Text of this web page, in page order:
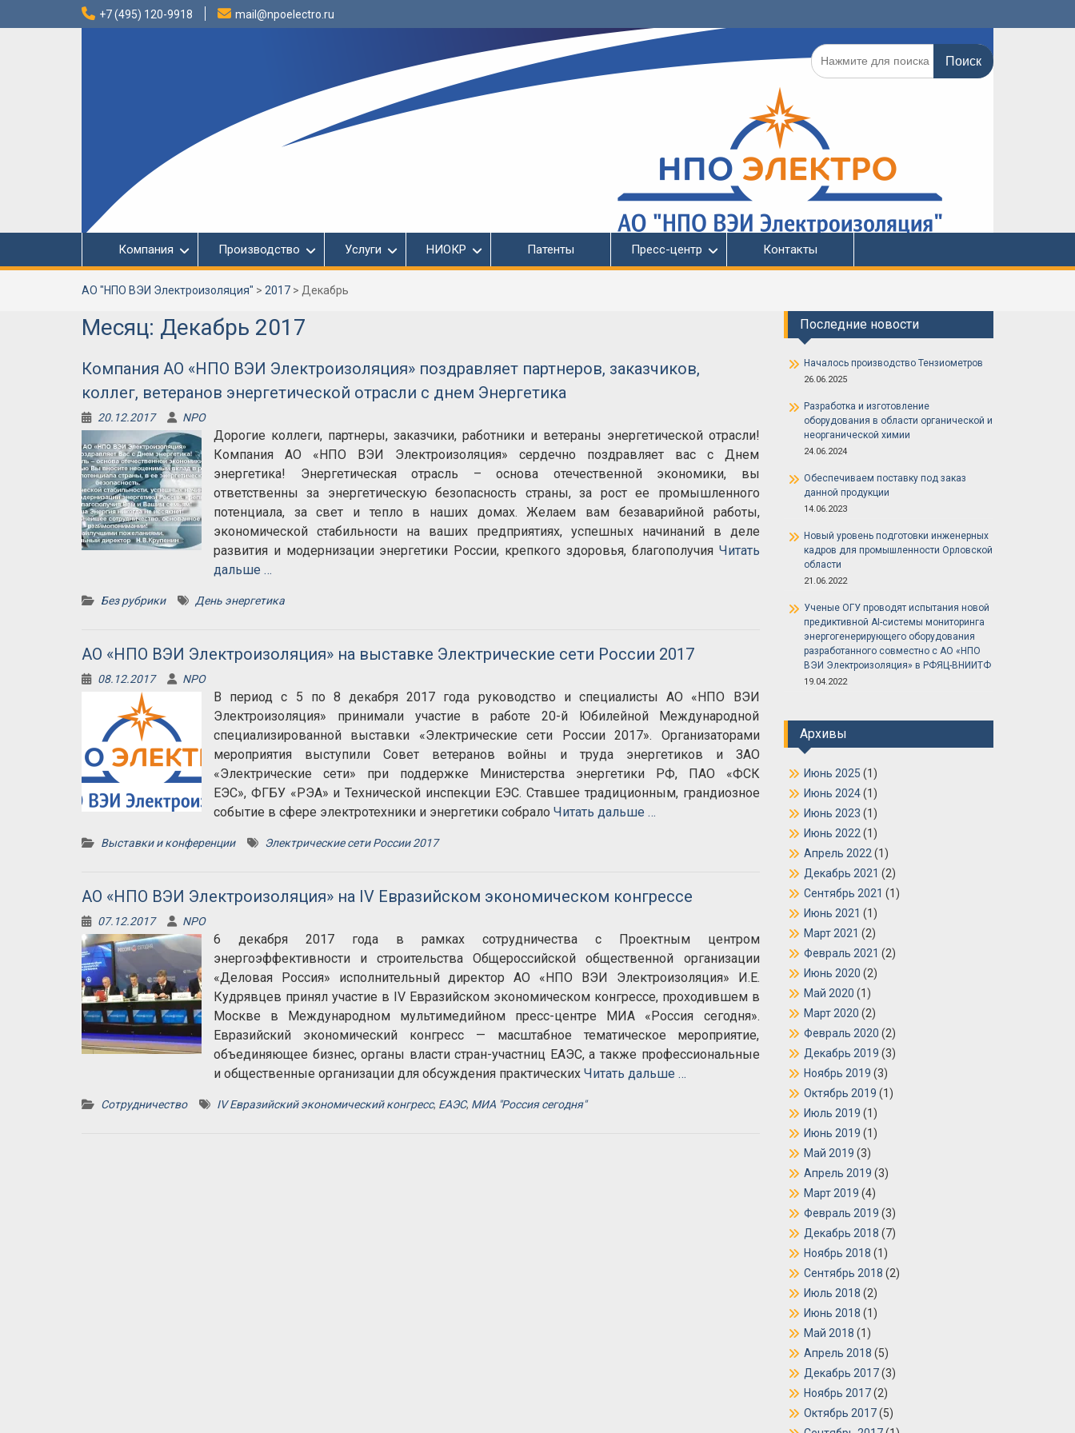
+7 (495) 120-9918 mail@npoelectro.ru
Поиск
по:
Компания Производство Услуги НИОКР Патенты Пресс-центр Контакты
АО "НПО ВЭИ Электроизоляция" > 2017 > Декабрь
Месяц: Декабрь 2017
Компания АО «НПО ВЭИ Электроизоляция» поздравляет партнеров, заказчиков,
коллег, ветеранов энергетической отрасли с днем Энергетика
20.12.2017 NPO
Дорогие коллеги, партнеры, заказчики, работники и ветераны энергетической отрасли!
Компания АО «НПО ВЭИ Электроизоляция» сердечно поздравляет вас с Днем
энергетика! Энергетическая отрасль – основа отечественной экономики, вы
ответственны за энергетическую безопасность страны, за рост ее промышленного
потенциала, за свет и тепло в наших домах. Желаем вам безаварийной работы,
экономической стабильности на ваших предприятиях, успешных начинаний в деле
развития и модернизации энергетики России, крепкого здоровья, благополучия Читать
дальше …
Без рубрики День энергетика
АО «НПО ВЭИ Электроизоляция» на выставке Электрические сети России 2017
08.12.2017 NPO
В период с 5 по 8 декабря 2017 года руководство и специалисты АО «НПО ВЭИ
Электроизоляция» принимали участие в работе 20-й Юбилейной Международной
специализированной выставки «Электрические сети России 2017». Организаторами
мероприятия выступили Совет ветеранов войны и труда энергетиков и ЗАО
«Электрические сети» при поддержке Министерства энергетики РФ, ПАО «ФСК
ЕЭС», ФГБУ «РЭА» и Технической инспекции ЕЭС. Ставшее традиционным, грандиозное
событие в сфере электротехники и энергетики собрало Читать дальше …
Выставки и конференции Электрические сети России 2017
АО «НПО ВЭИ Электроизоляция» на IV Евразийском экономическом конгрессе
07.12.2017 NPO
6 декабря 2017 года в рамках сотрудничества с Проектным центром
энергоэффективности и строительства Общероссийской общественной организации
«Деловая Россия» исполнительный директор АО «НПО ВЭИ Электроизоляция» И.Е.
Кудрявцев принял участие в IV Евразийском экономическом конгрессе, проходившем в
Москве в Международном мультимедийном пресс-центре МИА «Россия сегодня».
Евразийский экономический конгресс — масштабное тематическое мероприятие,
объединяющее бизнес, органы власти стран-участниц ЕАЭС, а также профессиональные
и общественные организации для обсуждения практических Читать дальше …
Сотрудничество IV Евразийский экономический конгресс, ЕАЭС, МИА "Россия сегодня"
Последние новости
Началось производство Тензиометров
26.06.2025
Разработка и изготовление
оборудования в области органической и
неорганической химии
24.06.2024
Обеспечиваем поставку под заказ
данной продукции
14.06.2023
Новый уровень подготовки инженерных
кадров для промышленности Орловской
области
21.06.2022
Ученые ОГУ проводят испытания новой
предиктивной AI-системы мониторинга
энергогенерирующего оборудования
разработанного совместно с АО «НПО
ВЭИ Электроизоляция» в РФЯЦ-ВНИИТФ
19.04.2022
Архивы
Июнь 2025 (1)
Июнь 2024(1)
Июнь 2023 (1)
Июнь 2022 (1)
Апрель 2022 (1)
Декабрь 2021 (2)
Сентябрь 2021 (1)
Июнь 2021 (1)
Март 2021 (2)
Февраль 2021 (2)
Июнь 2020 (2)
Май 2020 (1)
Март 2020 (2)
Февраль 2020 (2)
Декабрь 2019 (3)
Ноябрь 2019 (3)
Октябрь 2019 (1)
Июль 2019 (1)
Июнь 2019 (1)
Май 2019 (3)
Апрель 2019 (3)
Март 2019 (4)
Февраль 2019 (3)
Декабрь 2018 (7)
Ноябрь 2018 (1)
Сентябрь 2018 (2)
Июль 2018 (2)
Июнь 2018 (1)
Май 2018 (1)
Апрель 2018 (5)
Декабрь 2017(3)
Ноябрь 2017(2)
Октябрь 2017(5)